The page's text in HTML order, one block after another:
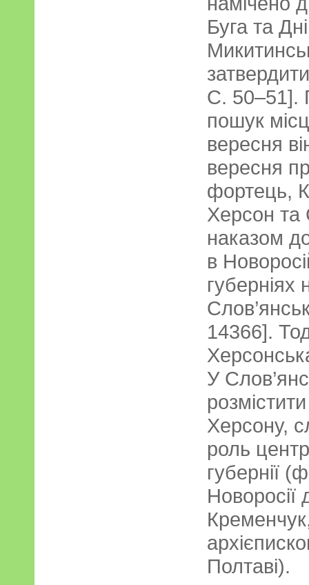
Буга та
С. 50–51].
пошук
вересня
вересня
фортець,
Херсон та
наказом
в
губерніях
14366].
У
Херсону,
роль
губернії
Полтаві).